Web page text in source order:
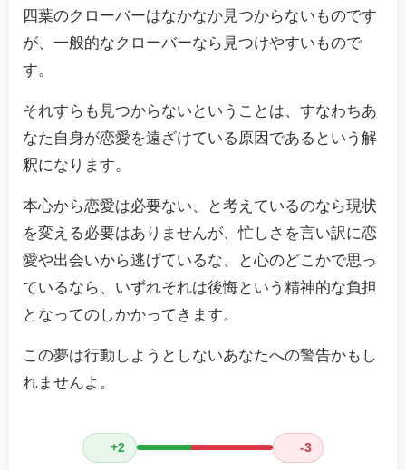
四葉のクローバーはなかなか見つからないものです
が、一般的なクローバーなら見つけやすいもので
す。
それすらも見つからないということは、すなわちあ
なた自身が恋愛を遠ざけている原因であるという解
釈になります。
本心から恋愛は必要ない、と考えているのなら現状
を変える必要はありませんが、忙しさを言い訳に恋
愛や出会いから逃げているな、と心のどこかで思っ
ているなら、いずれそれは後悔という精神的な負担
となってのしかかってきます。
この夢は行動しようとしないあなたへの警告かもし
れませんよ。
+2 -3